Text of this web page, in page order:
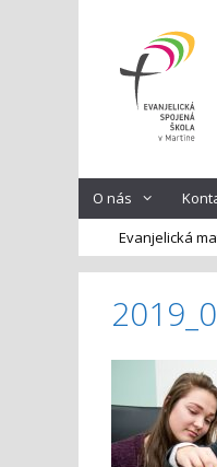
O nás
Evanjelická